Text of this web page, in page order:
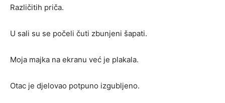
Različitih priča.
U sali su se počeli čuti zbunjeni šapati.
Moja majka na ekranu već je plakala.
Otac je djelovao potpuno izgubljeno.